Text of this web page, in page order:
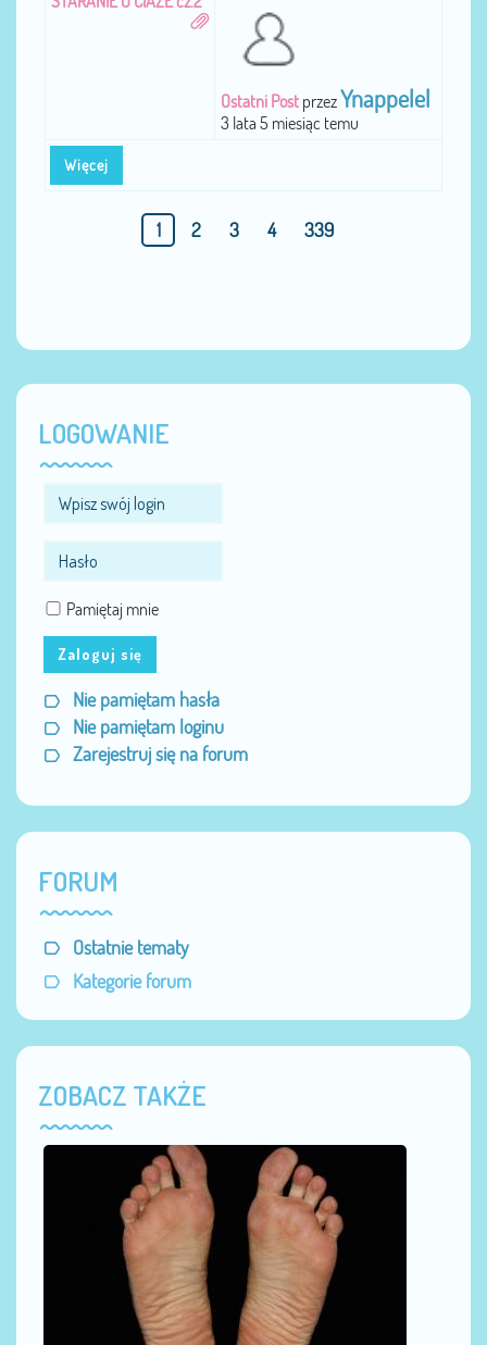
Więcej
Ostatni Post przezYnappelel
3 lata 5 miesiąc temu
1 2 3 4 339
LOGOWANIE
Pamiętaj mnie
Zaloguj się
Nie pamiętam hasła
Nie pamiętam loginu
Zarejestruj się na forum
FORUM
Ostatnie tematy
Kategorie forum
ZOBACZ TAKŻE